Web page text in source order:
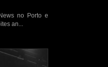
no Porto e
an...